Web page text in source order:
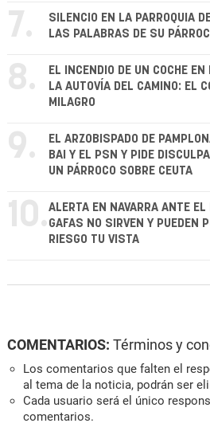
7.
SILENCIO EN LA PARROQUIA
LAS PALABRAS DE SU
8.
EL INCENDIO DE UN COCHE
LA AUTOVÍA DEL CAMINO: EL
MILAGRO
9.
EL ARZOBISPADO DE
BAI Y EL PSN Y PIDE
UN PÁRROCO SOBRE CEUTA
10.ALERTA EN NAVARRA ANTE
GAFAS NO SIRVEN Y PUEDEN
RIESGO TU VISTA
COMENTARIOS: Términos y
Los comentarios que falten el
al tema de la noticia, podrán ser
Cada usuario será el único
comentarios.